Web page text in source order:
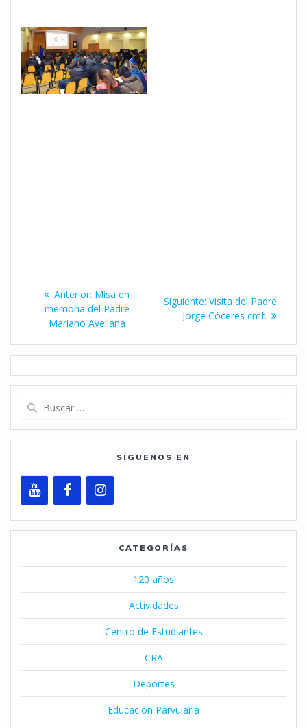
Navegación
entradas
Anterior: Entrada
anterior:
Misa en
memoria del Padre
Mariano Avellana
Siguiente: Siguiente
entrada:
Visita del Padre
Jorge Cóceres cmf.
SÍGUENOS EN
CATEGORÍAS
120 años
Actividades
Centro de Estudiantes
CRA
Deportes
Educación Parvularia